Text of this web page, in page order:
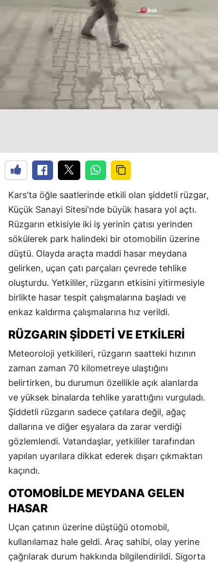
Kars'ta öğle saatlerinde etkili olan şiddetli rüzgar,
Küçük Sanayi Sitesi'nde büyük hasara yol açtı.
Rüzgarın etkisiyle iki iş yerinin çatısı yerinden
sökülerek park halindeki bir otomobilin üzerine
düştü. Olayda araçta maddi hasar meydana
gelirken, uçan çatı parçaları çevrede tehlike
oluşturdu. Yetkililer, rüzgarın etkisini yitirmesiyle
birlikte hasar tespit çalışmalarına başladı ve
enkaz kaldırma çalışmalarına hız verildi.
RÜZGARIN ŞIDDETI VE ETKILERI
Meteoroloji yetkilileri, rüzgarın saatteki hızının
zaman zaman 70 kilometreye ulaştığını
belirtirken, bu durumun özellikle açık alanlarda
ve yüksek binalarda tehlike yarattığını vurguladı.
Şiddetli rüzgarın sadece çatılara değil, ağaç
dallarına ve diğer eşyalara da zarar verdiği
gözlemlendi. Vatandaşlar, yetkililer tarafından
yapılan uyarılara dikkat ederek dışarı çıkmaktan
kaçındı.
OTOMOBILDE MEYDANA GELEN
HASAR
Uçan çatının üzerine düştüğü otomobil,
kullanılamaz hale geldi. Araç sahibi, olay yerine
çağrılarak durum hakkında bilgilendirildi. Sigorta